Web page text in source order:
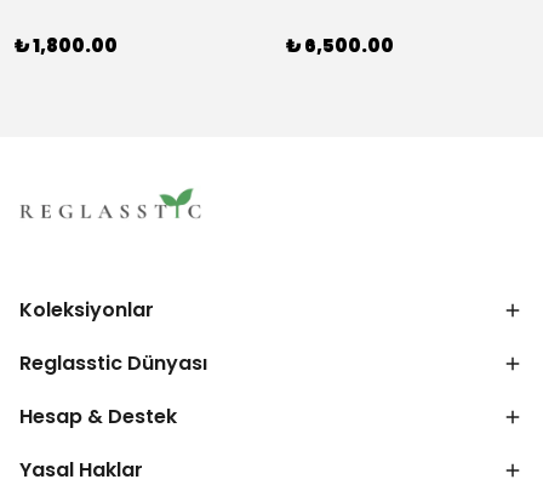
₺ 1,800.00 ₺ 6,500.00
Koleksiyonlar
Reglasstic Dünyası
Hesap & Destek
Yasal Haklar